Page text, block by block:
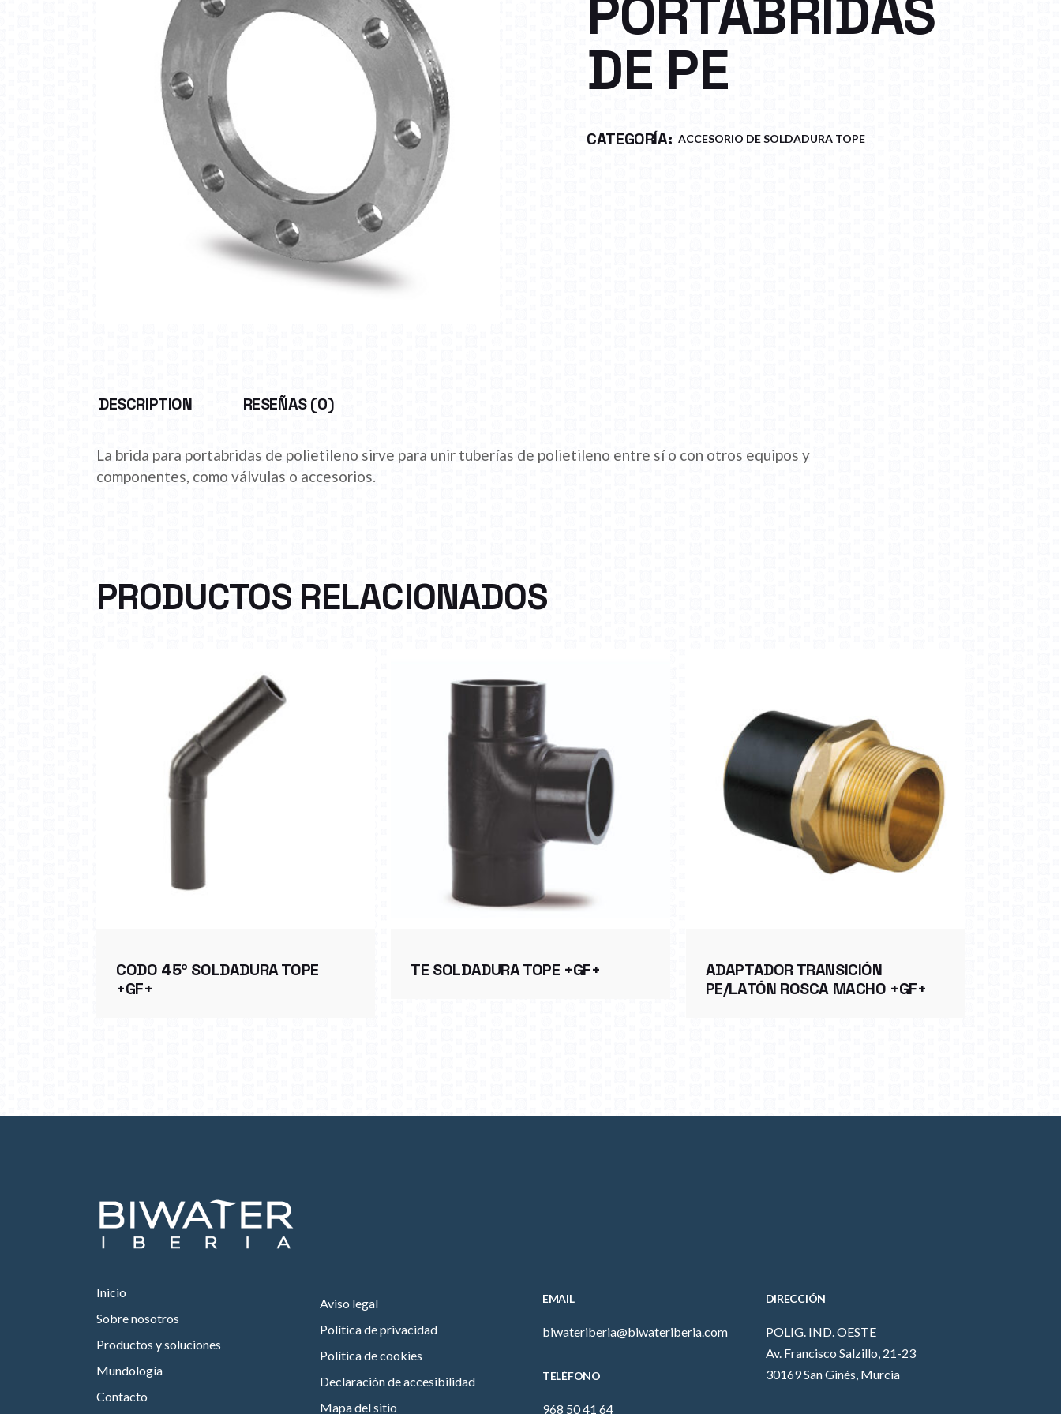
PORTABRIDAS
DE PE
CATEGORÍA: ACCESORIO DE SOLDADURA TOPE
DESCRIPTION RESEÑAS (0)
La brida para portabridas de polietileno sirve para unir tuberías de polietileno entre sí o con otros equipos y
componentes, como válvulas o accesorios.
PRODUCTOS RELACIONADOS
CODO 45º SOLDADURA TOPE
+GF+
TE SOLDADURA TOPE +GF+
ADAPTADOR TRANSICIÓN
PE/LATÓN ROSCA MACHO +GF+
Inicio
Sobre nosotros
Productos y soluciones
Mundología
Contacto
Aviso legal
Política de privacidad
Política de cookies
Declaración de accesibilidad
Mapa del sitio
EMAIL
biwateriberia@biwateriberia.com
TELÉFONO
968 50 41 64
DIRECCIÓN
POLIG. IND. OESTE
Av. Francisco Salzillo, 21-23
30169 San Ginés, Murcia